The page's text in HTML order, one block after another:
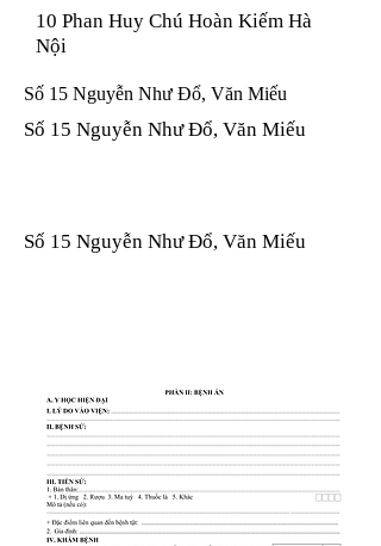
10 Phan Huy Chú Hoàn Kiếm Hà
Nội
Số 15 Nguyễn Như Đổ, Văn Miếu
Số 15 Nguyễn Như Đổ, Văn Miếu
Số 15 Nguyễn Như Đổ, Văn Miếu